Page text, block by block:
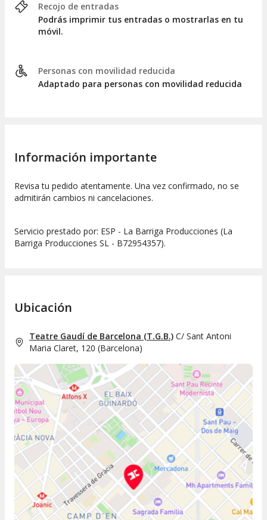
Recojo de entradas
Podrás imprimir tus entradas o mostrarlas en tu
móvil.
Personas con movilidad reducida
Adaptado para personas con movilidad reducida
Información importante
Revisa tu pedido atentamente. Una vez confirmado, no se
admitirán cambios ni cancelaciones.
Servicio prestado por: ESP - La Barriga Producciones (La
Barriga Producciones SL - B72954357).
Ubicación
Teatre Gaudí de Barcelona (T.G.B.) C/ Sant Antoni
Maria Claret, 120 (Barcelona)